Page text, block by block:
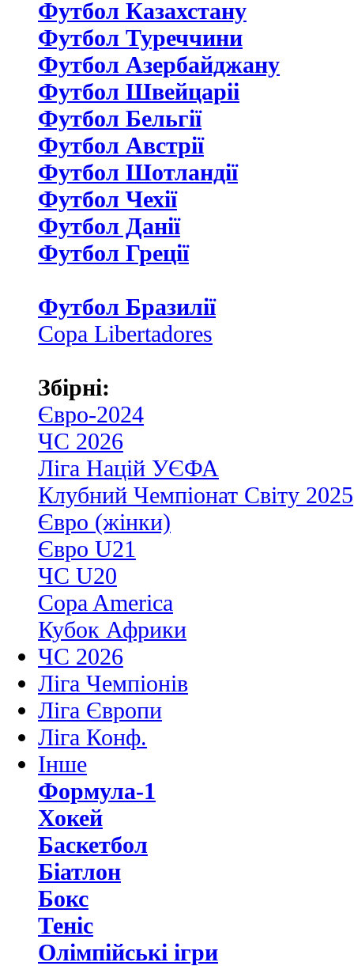
Футбол Казахстану
Футбол Туреччини
Футбол Азербайджану
Футбол Швейцаріі
Футбол Бельгії
Футбол Австрії
Футбол Шотландії
Футбол Чехії
Футбол Данії
Футбол Греції
Футбол Бразилії
Copa Libertadores
Збірні:
Євро-2024
ЧС 2026
Ліга Націй УЄФА
Клубний Чемпіонат Світу 2025
Євро (жінки)
Євро U21
ЧС U20
Copa America
Кубок Африки
ЧС 2026
Ліга Чемпіонів
Ліга Європи
Ліга Конф.
Інше
Формула-1
Хокей
Баскетбол
Біатлон
Бокс
Теніс
Олімпійські ігри